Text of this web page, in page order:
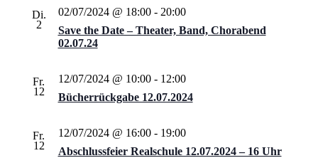
Di.
2
Save the Date – Theater, Band, Chorabend
02.07.24
02/07/2024 @ 18:00- 20:00
Fr.
12
Bücherrückgabe 12.07.2024
12/07/2024 @ 10:00- 12:00
Fr.
12
Abschlussfeier Realschule 12.07.2024 – 16 Uhr
12/07/2024 @ 16:00- 19:00